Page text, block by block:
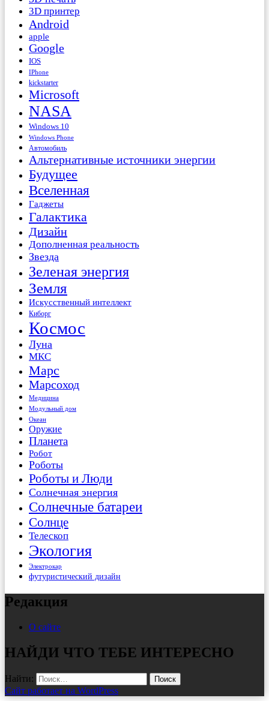
3D принтер
Android
apple
Google
IOS
IPhone
kickstarter
Microsoft
NASA
Windows 10
Windows Phone
Автомобиль
Альтернативные источники энергии
Будущее
Вселенная
Гаджеты
Галактика
Дизайн
Дополненная реальность
Звезда
Зеленая энергия
Земля
Искусственный интеллект
Киборг
Космос
Луна
МКС
Марс
Марсоход
Медицина
Модульный дом
Океан
Оружие
Планета
Робот
Роботы
Роботы и Люди
Солнечная энергия
Солнечные батареи
Солнце
Телескоп
Экология
Электрокар
футуристический дизайн
Редакция
О сайте
НАЙДИ ЧТО ТЕБЕ ИНТЕРЕСНО
Найти:
Сайт работает на WordPress